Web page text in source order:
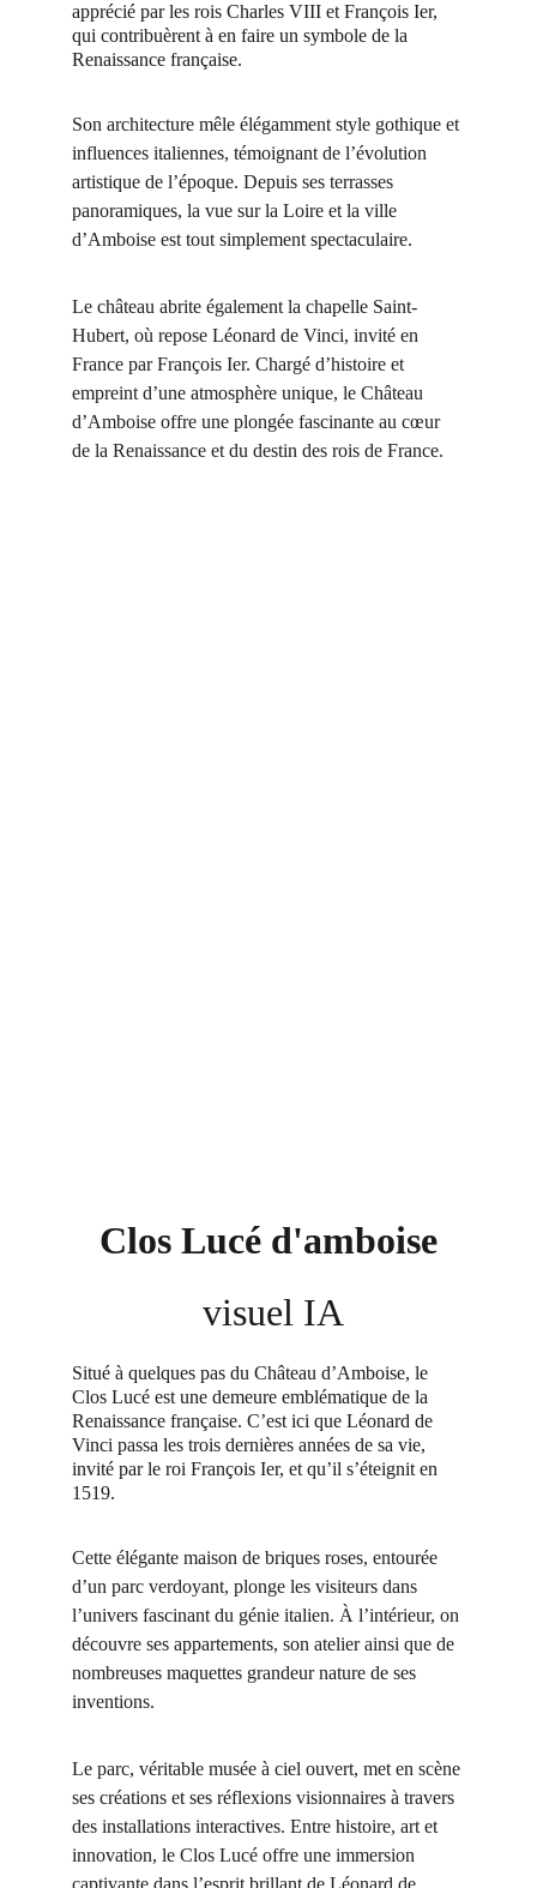
Clos Lucé d'amboise
apprécié par les rois Charles VIII et François Ier,
qui contribuèrent à en faire un symbole de la
Renaissance française.
Son architecture mêle élégamment style gothique et
influences italiennes, témoignant de l’évolution
artistique de l’époque. Depuis ses terrasses
panoramiques, la vue sur la Loire et la ville
d’Amboise est tout simplement spectaculaire.
Le château abrite également la chapelle Saint-
Hubert, où repose Léonard de Vinci, invité en
France par François Ier. Chargé d’histoire et
empreint d’une atmosphère unique, le Château
d’Amboise offre une plongée fascinante au cœur
de la Renaissance et du destin des rois de France.
Situé à quelques pas du Château d’Amboise, le
Clos Lucé est une demeure emblématique de la
Renaissance française. C’est ici que Léonard de
Vinci passa les trois dernières années de sa vie,
invité par le roi François Ier, et qu’il s’éteignit en
1519.
Cette élégante maison de briques roses, entourée
d’un parc verdoyant, plonge les visiteurs dans
l’univers fascinant du génie italien. À l’intérieur, on
découvre ses appartements, son atelier ainsi que de
nombreuses maquettes grandeur nature de ses
inventions.
Le parc, véritable musée à ciel ouvert, met en scène
ses créations et ses réflexions visionnaires à travers
des installations interactives. Entre histoire, art et
innovation, le Clos Lucé offre une immersion
captivante dans l’esprit brillant de Léonard de
visuel IA